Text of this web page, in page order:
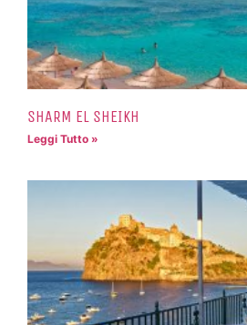
SHARM EL SHEIKH
Leggi Tutto »